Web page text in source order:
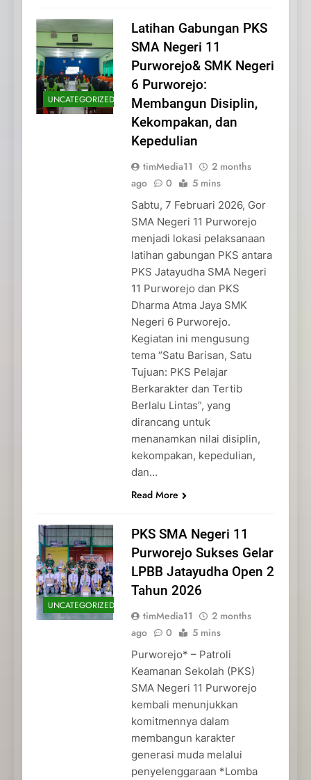
UNCATEGORIZED
Latihan Gabungan PKS
SMA Negeri 11
Purworejo& SMK Negeri
6 Purworejo:
Membangun Disiplin,
Kekompakan, dan
Kepedulian
timMedia11
2 months
ago
0 5 mins
Sabtu, 7 Februari 2026, Gor
SMA Negeri 11 Purworejo
menjadi lokasi pelaksanaan
latihan gabungan PKS antara
PKS Jatayudha SMA Negeri
11 Purworejo dan PKS
Dharma Atma Jaya SMK
Negeri 6 Purworejo.
Kegiatan ini mengusung
tema “Satu Barisan, Satu
Tujuan: PKS Pelajar
Berkarakter dan Tertib
Berlalu Lintas”, yang
dirancang untuk
menanamkan nilai disiplin,
kekompakan, kepedulian,
dan…
Read More
UNCATEGORIZED
PKS SMA Negeri 11
Purworejo Sukses Gelar
LPBB Jatayudha Open 2
Tahun 2026
timMedia11
2 months
ago
0 5 mins
Purworejo* – Patroli
Keamanan Sekolah (PKS)
SMA Negeri 11 Purworejo
kembali menunjukkan
komitmennya dalam
membangun karakter
generasi muda melalui
penyelenggaraan *Lomba